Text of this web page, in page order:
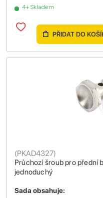
4+ Skladem
PŘIDAT DO
Průchozí šroub pro přední
jednoduchý
(PKAD4327)
Sada obsahuje: